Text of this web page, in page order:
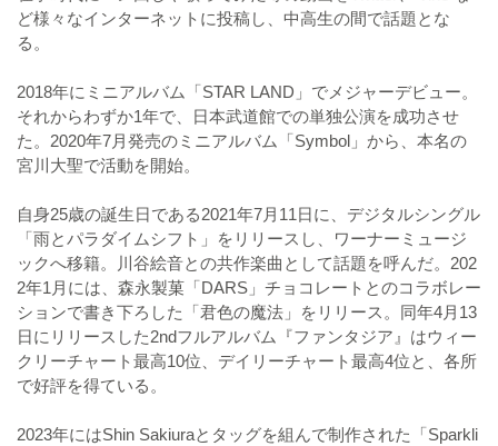
ど様々なインターネットに投稿し、中高生の間で話題とな
る。
2018年にミニアルバム「STAR LAND」でメジャーデビュー。
それからわずか1年で、日本武道館での単独公演を成功させ
た。2020年7月発売のミニアルバム「Symbol」から、本名の
宮川大聖で活動を開始。
自身25歳の誕生日である2021年7月11日に、デジタルシングル
「雨とパラダイムシフト」をリリースし、ワーナーミュージ
ックへ移籍。川谷絵音との共作楽曲として話題を呼んだ。202
2年1月には、森永製菓「DARS」チョコレートとのコラボレー
ションで書き下ろした「君色の魔法」をリリース。同年4月13
日にリリースした2ndフルアルバム『ファンタジア』はウィー
クリーチャート最高10位、デイリーチャート最高4位と、各所
で好評を得ている。
2023年にはShin Sakiuraとタッグを組んで制作された「Sparkli